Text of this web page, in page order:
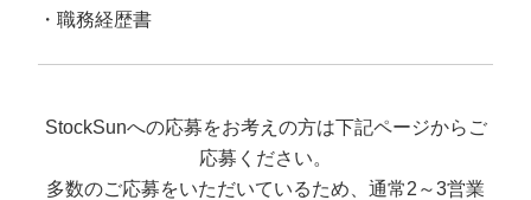
職務経歴書
StockSunへの応募をお考えの方は下記ページからご
応募ください。
多数のご応募をいただいているため、通常2～3営業